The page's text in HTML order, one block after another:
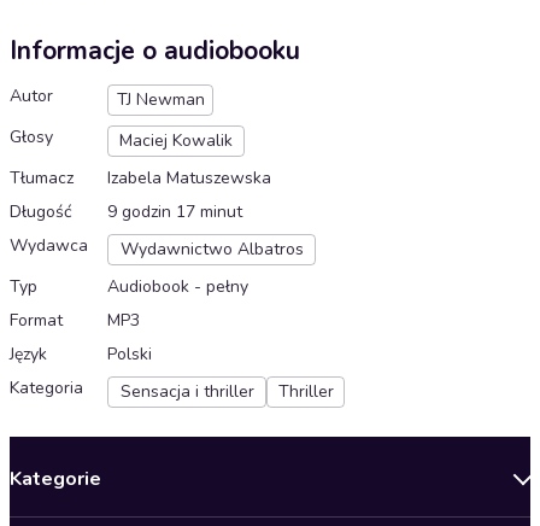
Informacje o audiobooku
Autor
TJ Newman
Głosy
Maciej Kowalik
Tłumacz
Izabela Matuszewska
Długość
9 godzin 17 minut
Wydawca
Wydawnictwo Albatros
Typ
Audiobook - pełny
Format
MP3
Język
Polski
Kategoria
Sensacja i thriller Thriller
Kategorie